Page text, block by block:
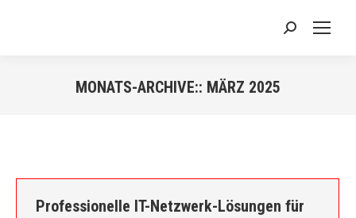
Search:
MONATS-ARCHIVE:: MÄRZ 2025
Professionelle IT-Netzwerk-Lösungen für